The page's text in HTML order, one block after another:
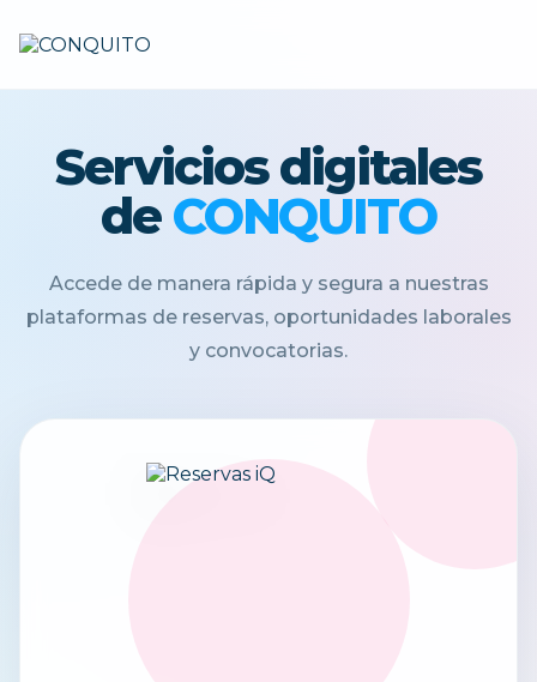
Servicios digitales
de CONQUITO
Accede de manera rápida y segura a nuestras
plataformas de reservas, oportunidades laborales
y convocatorias.